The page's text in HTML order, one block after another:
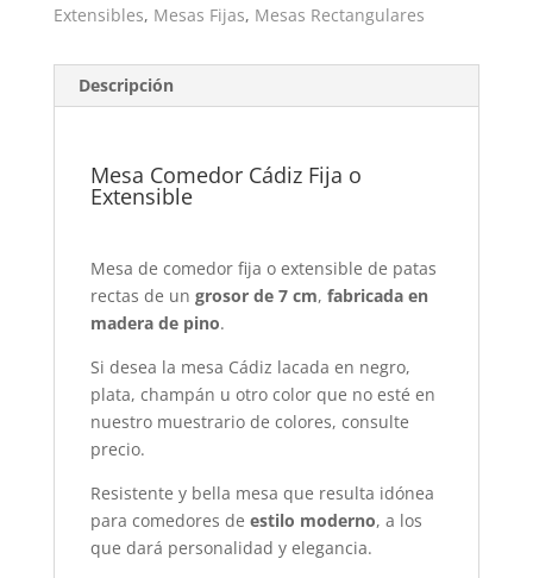
Extensibles, Mesas Fijas, Mesas Rectangulares
Descripción
Mesa Comedor Cádiz Fija o
Extensible
Mesa de comedor fija o extensible de patas
rectas de un grosor de 7 cm, fabricada en
madera de pino.
Si desea la mesa Cádiz lacada en negro,
plata, champán u otro color que no esté en
nuestro muestrario de colores, consulte
precio.
Resistente y bella mesa que resulta idónea
para comedores de estilo moderno, a los
que dará personalidad y elegancia.